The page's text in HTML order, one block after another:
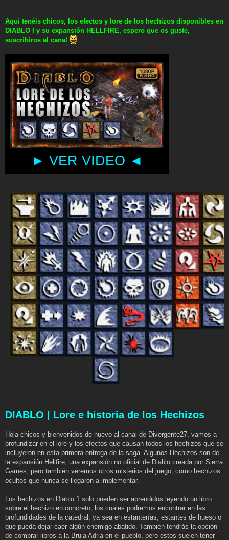
Aquí tenéis chicos, los efectos y lore de los hechizos disponibles en
DIABLO I y su expansión HELLFIRE, espero que os guste,
suscribiros al canal
► VER VIDEO ◄
DIABLO | Lore e historia de los Hechizos
Hola chicos y bienvenidos de nuevo al canal de Divergente27, vamos a
profundizar en el lore y los efectos que causan todos los hechizos que se
incluyeron en esta primera entrega de la saga. Algunos Hechizos son de
la expansión Hellfire, una expansión no oficial de Diablo creada por Sierra
Games, pero también veremos otros misterios del juego, como hechizos
ocultos que nunca se llegaron a implementar.
Los hechizos en Diablo 1 solo pueden ser aprendidos leyendo un libro
sobre el hechizo en concreto, los cuales podremos encontrar en las
profundidades de la catedral, ya sea en estanterías, estantes de hueso o
que pueda dejar caer algún enemigo abatido. También tendrás la opción
de comprar libros a la Bruja Adria en el pueblo, pero estos suelen tener